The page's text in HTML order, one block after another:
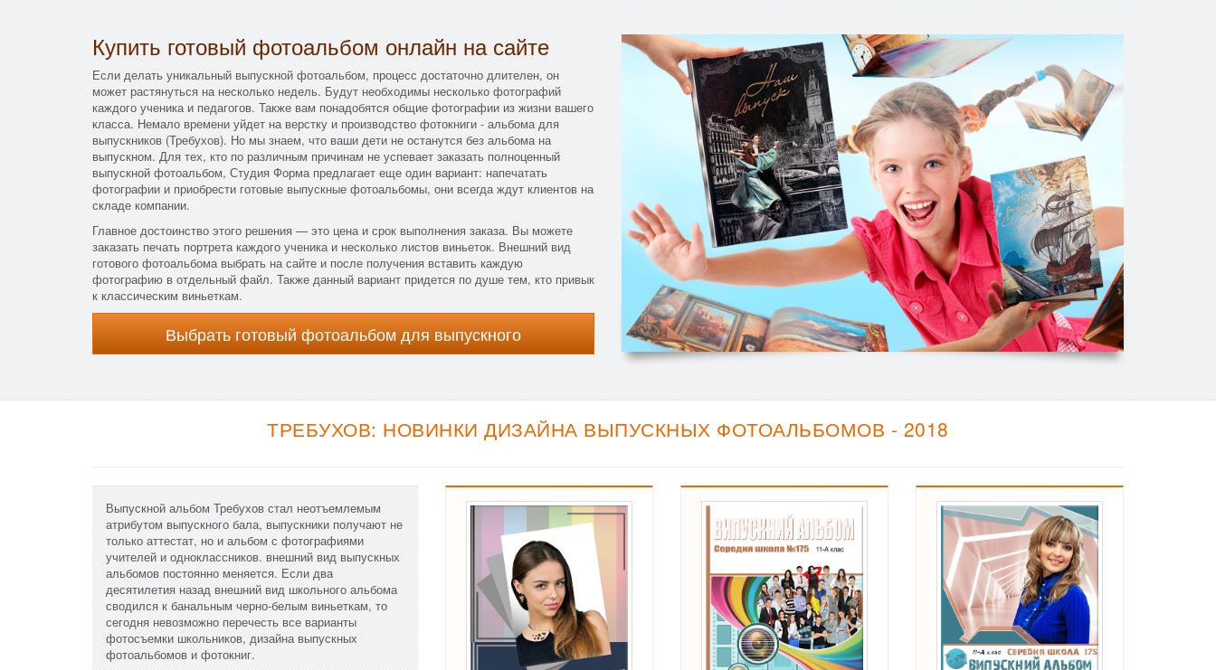
Купить готовый фотоальбом онлайн на сайте
Если делать уникальный выпускной фотоальбом, процесс достаточно длителен, он
может растянуться на несколько недель. Будут необходимы несколько фотографий
каждого ученика и педагогов. Также вам понадобятся общие фотографии из жизни вашего
класса. Немало времени уйдет на верстку и производство фотокниги - альбома для
выпускников (Требухов). Но мы знаем, что ваши дети не останутся без альбома на
выпускном. Для тех, кто по различным причинам не успевает заказать полноценный
выпускной фотоальбом, Студия Форма предлагает еще один вариант: напечатать
фотографии и приобрести готовые выпускные фотоальбомы, они всегда ждут клиентов на
складе компании.
Главное достоинство этого решения — это цена и срок выполнения заказа. Вы можете
заказать печать портрета каждого ученика и несколько листов виньеток. Внешний вид
готового фотоальбома выбрать на сайте и после получения вставить каждую
фотографию в отдельный файл. Также данный вариант придется по душе тем, кто привык
к классическим виньеткам.
Выбрать готовый фотоальбом для выпускного
ТРЕБУХОВ: НОВИНКИ ДИЗАЙНА ВЫПУСКНЫХ ФОТОАЛЬБОМОВ - 2018
Выпускной альбом Требухов стал неотъемлемым
атрибутом выпускного бала, выпускники получают не
только аттестат, но и альбом с фотографиями
учителей и одноклассников. внешний вид выпускных
альбомов постоянно меняется. Если два
десятилетия назад внешний вид школьного альбома
сводился к банальным черно-белым виньеткам, то
сегодня невозможно перечесть все варианты
фотосъемки школьников, дизайна выпускных
фотоальбомов и фотокниг.